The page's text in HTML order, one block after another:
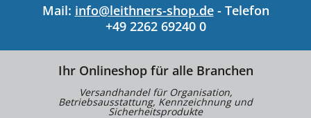
Mail: info@leithners-shop.de- Telefon
+49 2262 69240 0
Ihr Onlineshop für alle Branchen
Versandhandel für Organisation,
Betriebsausstattung, Kennzeichnung und
Sicherheitsprodukte